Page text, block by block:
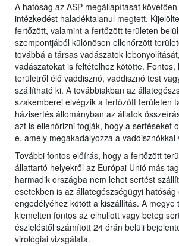
A hatóság az ASP megállapítását
intézkedést haladéktalanul megtett.
fertőzött, valamint a fertőzött területen
szempontjából különösen ellenőrzött
továbbá a társas vadászatok
vadászatokat is feltételhez kötötte. Fontos,
területről élő vaddisznó, vaddisznó test
szállítható ki. A továbbiakban az
szakemberei elvégzik a fertőzött területen
házisertés állományban az állatok
azt is ellenőrizni fogják, hogy a sertéseket
e, amely megakadályozza a vaddisznókkal
További fontos előírás, hogy a fertőzött
állattartó helyekről az Európai Unió más
harmadik országba nem lehet sertést
esetekben is az állategészségügyi hatóság
engedélyéhez kötött a kiszállítás. A megye
kiemelten fontos az elhullott vagy beteg
észleléstől számított 24 órán belüli
virológiai vizsgálata.